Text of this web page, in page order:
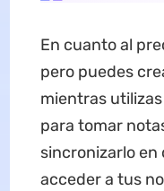
En cuanto al
pero puedes
mientras
para tomar
sincronizarlo
acceder a tus